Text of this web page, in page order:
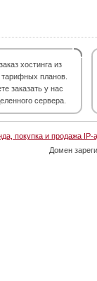
хостинга из
планов.
заказать у нас
сервера.
покупка и продажа IP-
Домен